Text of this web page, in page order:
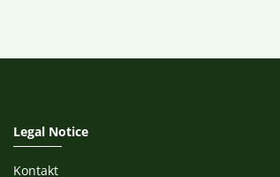
Legal Notice
Kontakt